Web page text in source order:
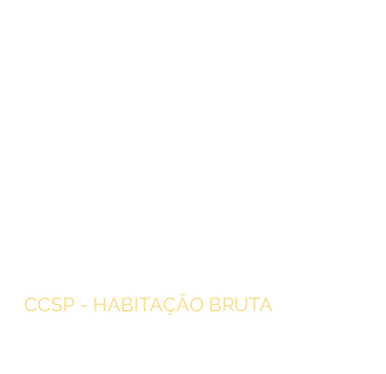
CCSP - HABITAÇĀO BRUTA